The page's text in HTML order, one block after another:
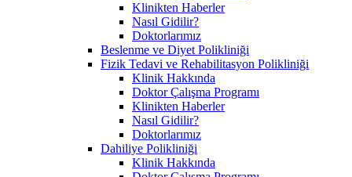
Klinikten Haberler
Nasıl Gidilir?
Doktorlarımız
Beslenme ve Diyet Polikliniği
Fizik Tedavi ve Rehabilitasyon Polikliniği
Klinik Hakkında
Doktor Çalışma Programı
Klinikten Haberler
Nasıl Gidilir?
Doktorlarımız
Dahiliye Polikliniği
Klinik Hakkında